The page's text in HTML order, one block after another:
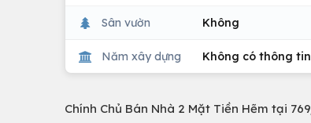
Sân vườn Không
Năm xây dựng Không có thông tin
Chính Chủ Bán Nhà 2 Mặt Tiền Hẽm tại